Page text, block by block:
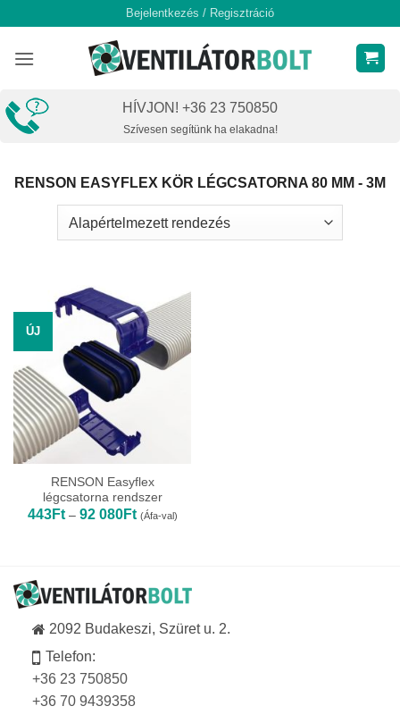
content
Bejelentkezés / Regisztráció
HÍVJON! +36 23 750850
Szívesen segítünk ha elakadna!
RENSON EASYFLEX KÖR LÉGCSATORNA 80 MM - 3M
ÚJ
RENSON Easyflex
légcsatorna rendszer
443Ft – 92 080FtÁrtartomány:
443Ft
(Áfa-val)
2092 Budakeszi, Szüret u. 2.
Telefon:
+36 23 750850
+36 70 9439358